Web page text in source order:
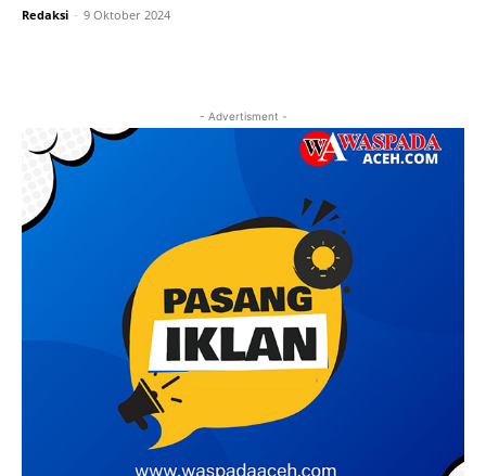
Redaksi - 9 Oktober 2024
- Advertisment -